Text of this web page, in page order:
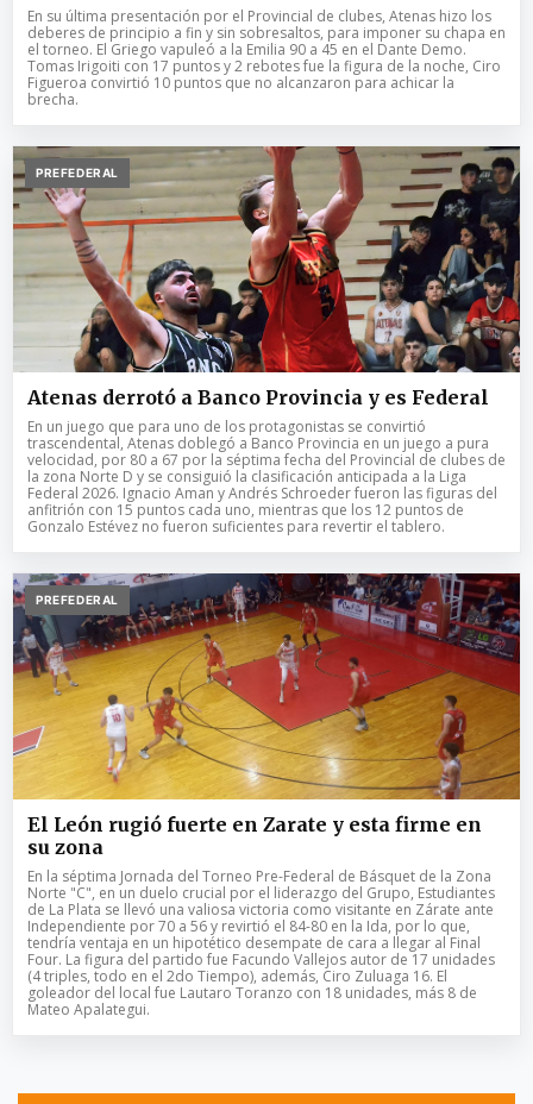
En su última presentación por el Provincial de clubes, Atenas hizo los
deberes de principio a fin y sin sobresaltos, para imponer su chapa en
el torneo. El Griego vapuleó a la Emilia 90 a 45 en el Dante Demo.
Tomas Irigoiti con 17 puntos y 2 rebotes fue la figura de la noche, Ciro
Figueroa convirtió 10 puntos que no alcanzaron para achicar la
brecha.
PREFEDERAL
Atenas derrotó a Banco Provincia y es Federal
En un juego que para uno de los protagonistas se convirtió
trascendental, Atenas doblegó a Banco Provincia en un juego a pura
velocidad, por 80 a 67 por la séptima fecha del Provincial de clubes de
la zona Norte D y se consiguió la clasificación anticipada a la Liga
Federal 2026. Ignacio Aman y Andrés Schroeder fueron las figuras del
anfitrión con 15 puntos cada uno, mientras que los 12 puntos de
Gonzalo Estévez no fueron suficientes para revertir el tablero.
PREFEDERAL
El León rugió fuerte en Zarate y esta firme en
su zona
En la séptima Jornada del Torneo Pre-Federal de Básquet de la Zona
Norte "C", en un duelo crucial por el liderazgo del Grupo, Estudiantes
de La Plata se llevó una valiosa victoria como visitante en Zárate ante
Independiente por 70 a 56 y revirtió el 84-80 en la Ida, por lo que,
tendría ventaja en un hipotético desempate de cara a llegar al Final
Four. La figura del partido fue Facundo Vallejos autor de 17 unidades
(4 triples, todo en el 2do Tiempo), además, Ciro Zuluaga 16. El
goleador del local fue Lautaro Toranzo con 18 unidades, más 8 de
Mateo Apalategui.